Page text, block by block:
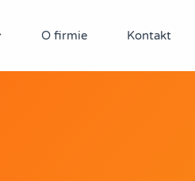
O firmie Kontakt